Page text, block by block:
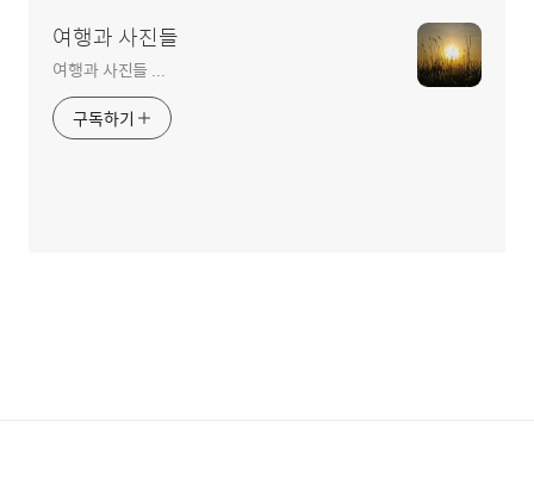
여행과 사진들
여행과 사진들 ...
구독하기